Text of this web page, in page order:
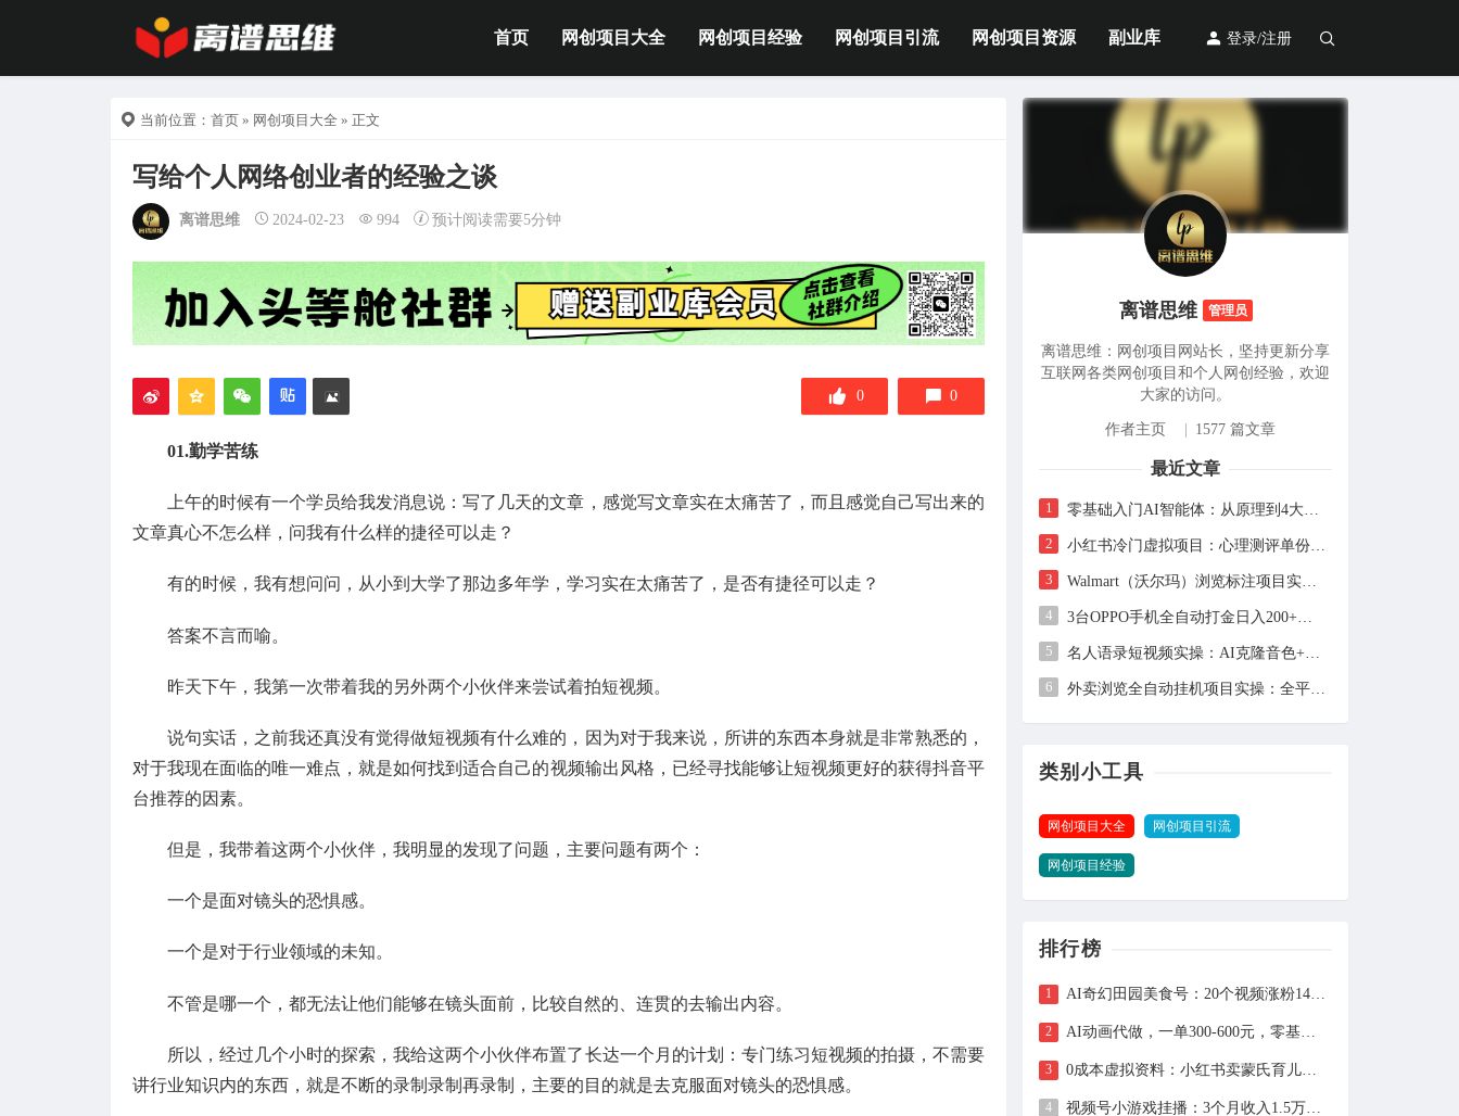
首页 网创项目大全 网创项目经验 网创项目引流 网创项目资源 副业库 登录/注册
当前位置： 首页 » 网创项目大全 » 正文
写给个人网络创业者的经验之谈
离谱思维 2024-02-23 994 预计阅读需要5分钟
0 0
01.勤学苦练
上午的时候有一个学员给我发消息说：写了几天的文章，感觉写文章实在太痛苦了，而且感觉自己写出来的
文章真心不怎么样，问我有什么样的捷径可以走？
有的时候，我有想问问，从小到大学了那边多年学，学习实在太痛苦了，是否有捷径可以走？
答案不言而喻。
昨天下午，我第一次带着我的另外两个小伙伴来尝试着拍短视频。
说句实话，之前我还真没有觉得做短视频有什么难的，因为对于我来说，所讲的东西本身就是非常熟悉的，
对于我现在面临的唯一难点，就是如何找到适合自己的视频输出风格，已经寻找能够让短视频更好的获得抖音平
台推荐的因素。
但是，我带着这两个小伙伴，我明显的发现了问题，主要问题有两个：
一个是面对镜头的恐惧感。
一个是对于行业领域的未知。
不管是哪一个，都无法让他们能够在镜头面前，比较自然的、连贯的去输出内容。
所以，经过几个小时的探索，我给这两个小伙伴布置了长达一个月的计划：专门练习短视频的拍摄，不需要
讲行业知识内的东西，就是不断的录制录制再录制，主要的目的就是去克服面对镜头的恐惧感。
离谱思维 管理员
离谱思维：网创项目网站长，坚持更新分享
互联网各类网创项目和个人网创经验，欢迎
大家的访问。
作者主页 1577 篇文章
最近文章
1 零基础入门AI智能体：从原理到4大平台实操，让AI自动干活
2 小红书冷门虚拟项目：心理测评单份1.99元，102天卖出2.4万份，月入1万+
3 Walmart（沃尔玛）浏览标注项目实操：单账号日收益约3美金，电脑可多开
4 3台OPPO手机全自动打金日入200+：保姆级教程与全套工具详解
5 名人语录短视频实操：AI克隆音色+剪映剪辑，新手也能快速起号
6 外卖浏览全自动挂机项目实操：全平台覆盖，单窗口日收益30+，支持批量矩阵多开
类别小工具
网创项目大全 网创项目引流
网创项目经验
排行榜